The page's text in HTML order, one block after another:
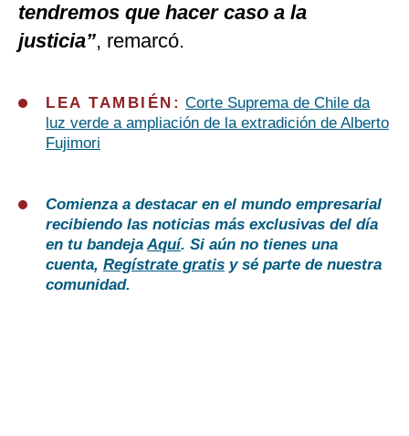
tendremos que hacer caso a la
justicia”, remarcó.
LEA TAMBIÉN: Corte Suprema de Chile da
luz verde a ampliación de la extradición de Alberto
Fujimori
Comienza a destacar en el mundo empresarial
recibiendo las noticias más exclusivas del día
en tu bandejaAquí. Si aún no tienes una
cuenta, Regístrate gratis y sé parte de nuestra
comunidad.